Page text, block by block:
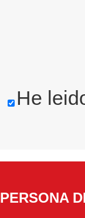
He
PERSONA